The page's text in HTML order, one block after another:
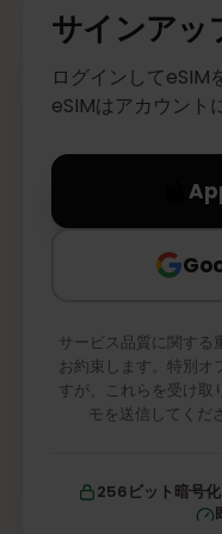
サインアッ
ログインしてeSIM
eSIMはアカウント
サービス品質に関す
お約束します。特別オ
すが、これらを受け取
モを送信してくだ
256ビット暗号化